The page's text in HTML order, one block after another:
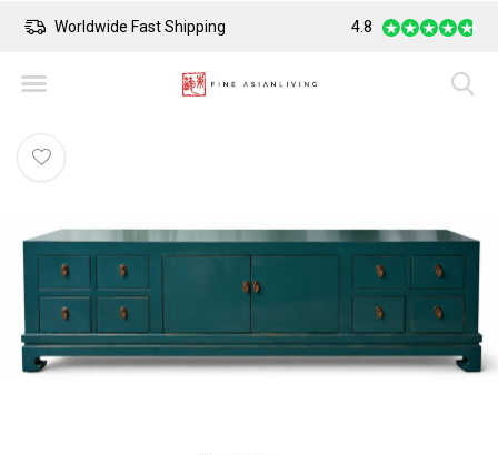
Worldwide Fast Shipping Safe Payment
4.8